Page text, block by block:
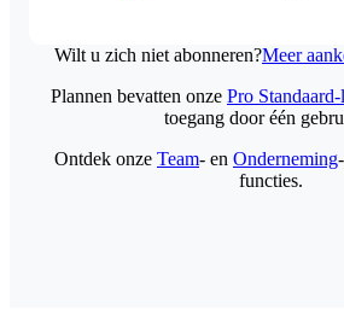
Wilt u zich niet abonneren?Meer
Plannen bevatten onze Pro
toegang door één
Ontdek onze Team- en Onderneming
functies.